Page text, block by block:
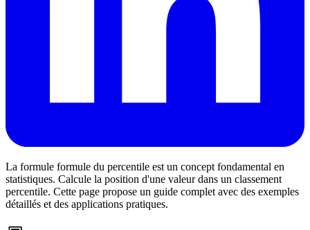
La formule formule du percentile est un concept fondamental en
statistiques. Calcule la position d'une valeur dans un classement
percentile. Cette page propose un guide complet avec des exemples
détaillés et des applications pratiques.